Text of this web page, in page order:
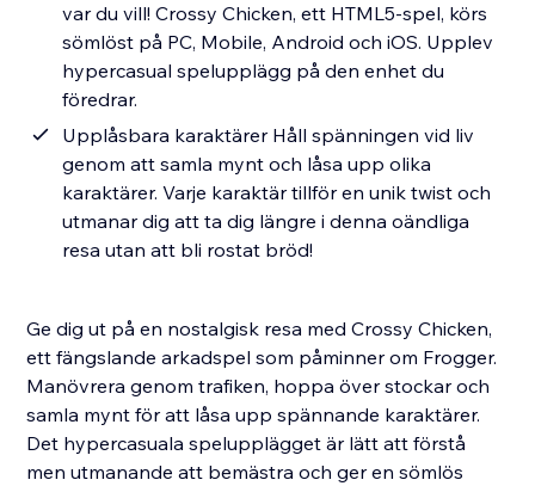
var du vill! Crossy Chicken, ett HTML5-spel, körs
sömlöst på PC, Mobile, Android och iOS. Upplev
hypercasual spelupplägg på den enhet du
föredrar.
Upplåsbara karaktärer Håll spänningen vid liv
genom att samla mynt och låsa upp olika
karaktärer. Varje karaktär tillför en unik twist och
utmanar dig att ta dig längre i denna oändliga
resa utan att bli rostat bröd!
Ge dig ut på en nostalgisk resa med Crossy Chicken,
ett fängslande arkadspel som påminner om Frogger.
Manövrera genom trafiken, hoppa över stockar och
samla mynt för att låsa upp spännande karaktärer.
Det hypercasuala spelupplägget är lätt att förstå
men utmanande att bemästra och ger en sömlös